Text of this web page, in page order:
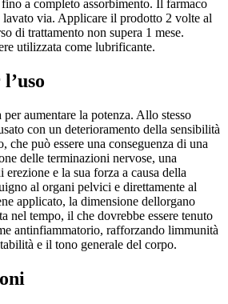
a completo assorbimento. Il farmaco
lavato via. Applicare il prodotto 2 volte al
di trattamento non supera 1 mese.
utilizzata come lubrificante.
aumentare la potenza. Allo stesso
con un deterioramento della sensibilità
che può essere una conseguenza di una
delle terminazioni nervose, una
e la sua forza a causa della
al organi pelvici e direttamente al
applicato, la dimensione dellorgano
nel tempo, il che dovrebbe essere tenuto
antinfiammatorio, rafforzando limmunità
e il tono generale del corpo.